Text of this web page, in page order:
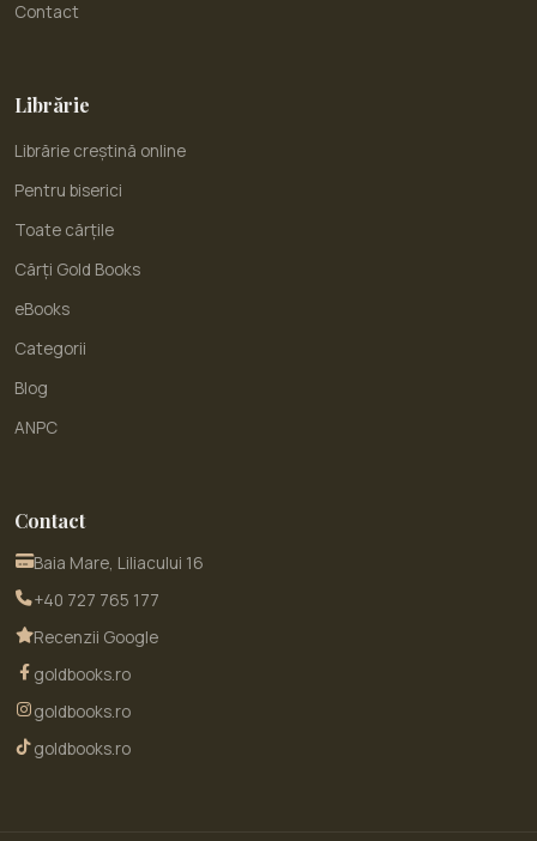
Contact
Librărie
Librărie creștină online
Pentru biserici
Toate cărțile
Cărți Gold Books
eBooks
Categorii
Blog
ANPC
Contact
Baia Mare, Liliacului 16
+40 727 765 177
Recenzii Google
goldbooks.ro
goldbooks.ro
goldbooks.ro